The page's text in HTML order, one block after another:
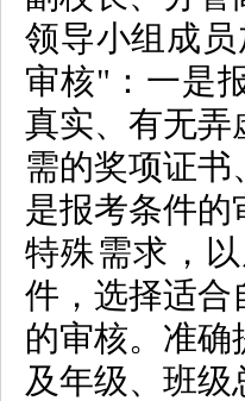
领导小组成
审核"：一是
真实、有无弄
需的奖项证
是报考条件的
特殊需求，
件，选择适合
的审核。准
及年级、班